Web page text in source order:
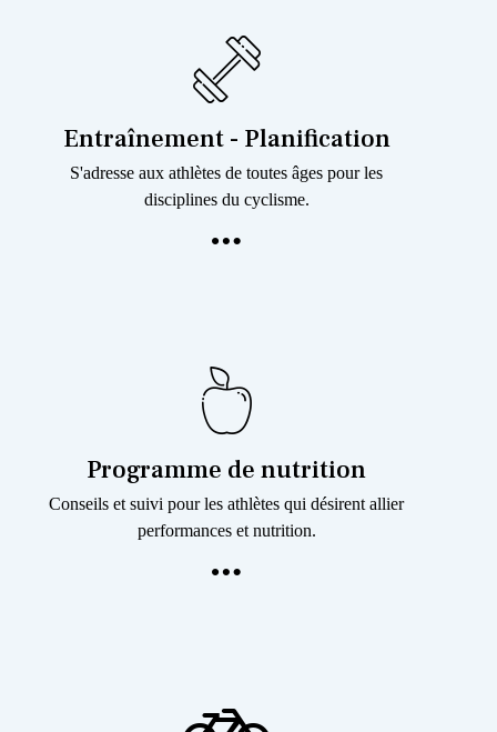
Entraînement - Planification
S'adresse aux athlètes de toutes âges pour les
disciplines du cyclisme.
Programme de nutrition
Conseils et suivi pour les athlètes qui désirent allier
performances et nutrition.